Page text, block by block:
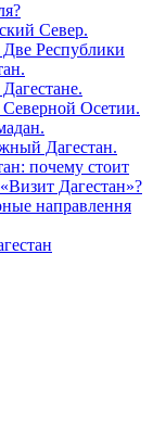
Север.
Республики
Осетии.
Дагестан.
почему стоит
Дагестан»?
направлення